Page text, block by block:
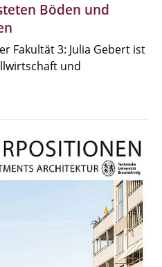
Böden und
Fakultät 3: Julia Gebert ist
und